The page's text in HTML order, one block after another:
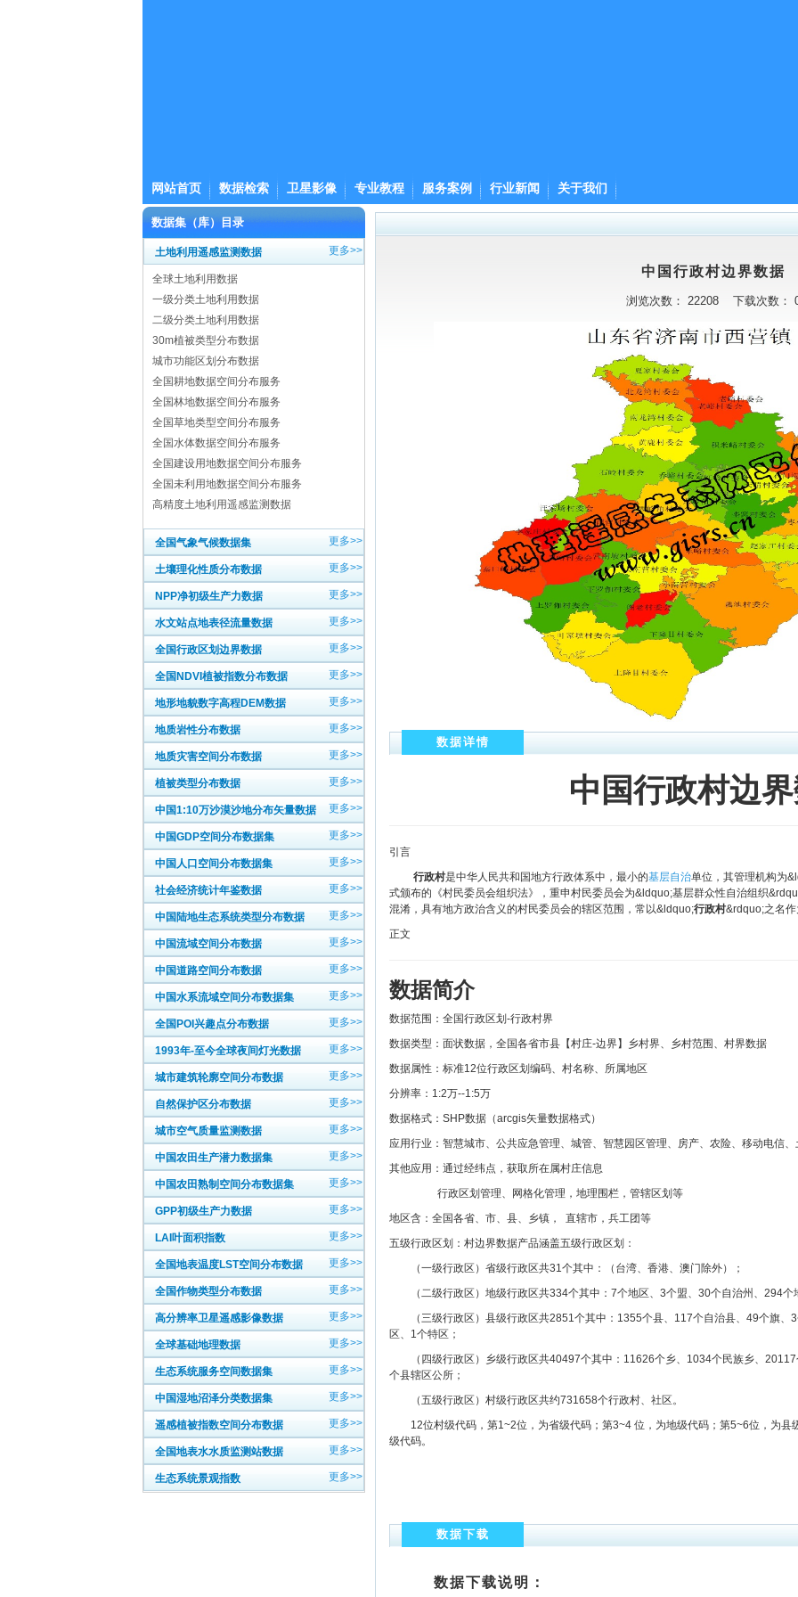
网站首页 数据检索 卫星影像 专业教程 服务案例 行业新闻 关于我们
数据集（库）目录
土地利用遥感监测数据 更多>>
全球土地利用数据
一级分类土地利用数据
二级分类土地利用数据
30m植被类型分布数据
城市功能区划分布数据
全国耕地数据空间分布服务
全国林地数据空间分布服务
全国草地类型空间分布服务
全国水体数据空间分布服务
全国建设用地数据空间分布服务
全国未利用地数据空间分布服务
高精度土地利用遥感监测数据
全国气象气候数据集 更多>>
土壤理化性质分布数据 更多>>
NPP净初级生产力数据 更多>>
水文站点地表径流量数据 更多>>
全国行政区划边界数据 更多>>
全国NDVI植被指数分布数据 更多>>
地形地貌数字高程DEM数据 更多>>
地质岩性分布数据 更多>>
地质灾害空间分布数据 更多>>
植被类型分布数据 更多>>
中国1:10万沙漠沙地分布矢量数据 更多>>
中国GDP空间分布数据集 更多>>
中国人口空间分布数据集 更多>>
社会经济统计年鉴数据 更多>>
中国陆地生态系统类型分布数据 更多>>
中国流域空间分布数据 更多>>
中国道路空间分布数据 更多>>
中国水系流域空间分布数据集 更多>>
全国POI兴趣点分布数据 更多>>
1993年-至今全球夜间灯光数据 更多>>
城市建筑轮廓空间分布数据 更多>>
自然保护区分布数据 更多>>
城市空气质量监测数据 更多>>
中国农田生产潜力数据集 更多>>
中国农田熟制空间分布数据集 更多>>
GPP初级生产力数据 更多>>
LAI叶面积指数 更多>>
全国地表温度LST空间分布数据 更多>>
全国作物类型分布数据 更多>>
高分辨率卫星遥感影像数据 更多>>
全球基础地理数据 更多>>
生态系统服务空间数据集 更多>>
中国湿地沼泽分类数据集 更多>>
遥感植被指数空间分布数据 更多>>
全国地表水水质监测站数据 更多>>
生态系统景观指数 更多>>
中国行政村边界数据
浏览次数： 22208 下载次数：
数据详情
中国行政村边
引言
行政村是中华人民共和国地方行政体系中，最小的基层自治单位，其管理机构为
式颁布的《村民委员会组织法》，重申村民委员会为&ldquo;基层群众性自治组织
混淆，具有地方政治含义的村民委员会的辖区范围，常以&ldquo;行政村&rdquo;之名
正文
数据简介
数据范围：全国行政区划-行政村界
数据类型：面状数据，全国各省市县【村庄-边界】乡村界、乡村范围、村界数据
数据属性：标准12位行政区划编码、村名称、所属地区
分辨率：1:2万--1:5万
数据格式：SHP数据（arcgis矢量数据格式）
应用行业：智慧城市、公共应急管理、城管、智慧园区管理、房产、农险、移动电信
其他应用：通过经纬点，获取所在属村庄信息
行政区划管理、网格化管理，地理围栏，管辖区划等
地区含：全国各省、市、县、乡镇， 直辖市，兵工团等
五级行政区划：村边界数据产品涵盖五级行政区划：
（一级行政区）省级行政区共31个其中：（台湾、香港、澳门除外）；
（二级行政区）地级行政区共334个其中：7个地区、3个盟、30个自治州、294个
（三级行政区）县级行政区共2851个其中：1355个县、117个自治县、49个旗、
区、1个特区；
（四级行政区）乡级行政区共40497个其中：11626个乡、1034个民族乡、20117
个县辖区公所；
（五级行政区）村级行政区共约731658个行政村、社区。
12位村级代码，第1~2位，为省级代码；第3~4 位，为地级代码；第5~6位，为县
级代码。
数据下载
数据下载说明：